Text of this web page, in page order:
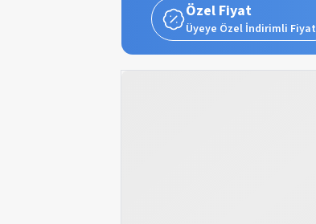
Özel Fiyat
Üyeye Özel İndirimli Fiyat